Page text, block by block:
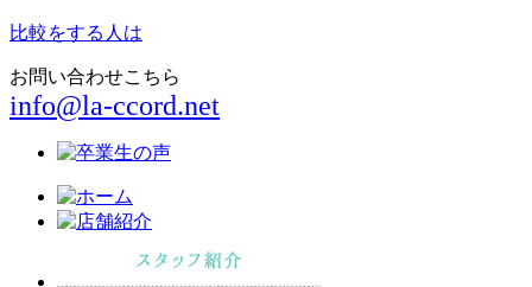
比較をする人は
お問い合わせこちら
info@la-ccord.net